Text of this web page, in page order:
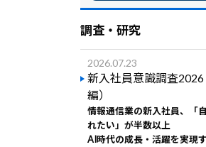
調査・研究
2026.07.23
新入社員意識調査
編）
情報通信業の新入社員、「
れたい」が半数以上
AI時代の成長・活躍を実現